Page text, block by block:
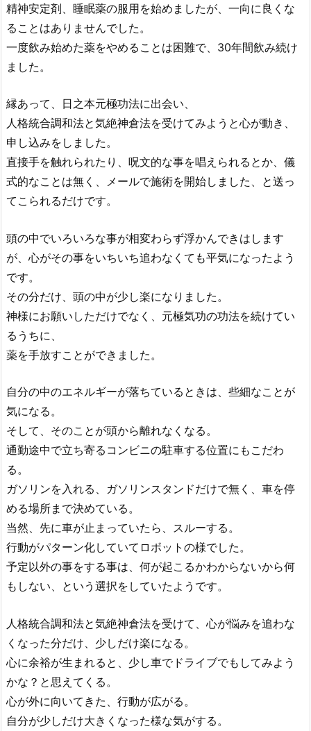
精神安定剤、 睡眠薬の服用を始めましたが、 一向に良くな
ることはありませんでした。
一度飲み始めた薬をやめることは困難で、 30年間飲み続け
ました。
縁あって、日之本元極功法に出会い、
人格統合調和法と気絶神倉法を受けてみようと心が動き、
申し込みをしました。
直接手を触れられたり、 呪文的な事を唱えられるとか、儀
式的なことは無く、 メールで施術を開始しました、と送っ
てこられるだけです。
頭の中でいろいろな事が相変わらず浮かんできはします
が、 心がその事をいちいち追わなくても平気になったよう
です。
その分だけ、頭の中が少し楽になりました。
神様にお願いしただけでなく、 元極気功の功法を続けてい
るうちに、
薬を手放すことができました。
自分の中のエネルギーが落ちているときは、 些細なことが
気になる。
そして、そのことが頭から離れなくなる。
通勤途中で立ち寄るコンビニの駐車する位置にもこだわ
る。
ガソリンを入れる、ガソリンスタンドだけで無く、 車を停
める場所まで決めている。
当然、先に車が止まっていたら、 スルーする。
行動がパターン化していてロボットの様でした。
予定以外の事をする事は、 何が起こるかわからないから何
もしない、 という選択をしていたようです。
人格統合調和法と気絶神倉法を受けて、 心が悩みを追わな
くなった分だけ、少しだけ楽になる。
心に余裕が生まれると、少し車でドライブでもしてみよう
かな？ と思えてくる。
心が外に向いてきた、行動が広がる。
自分が少しだけ大きくなった様な気がする。